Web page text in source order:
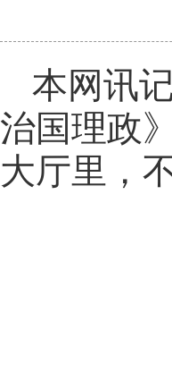
本网讯
治国理政
大厅里，